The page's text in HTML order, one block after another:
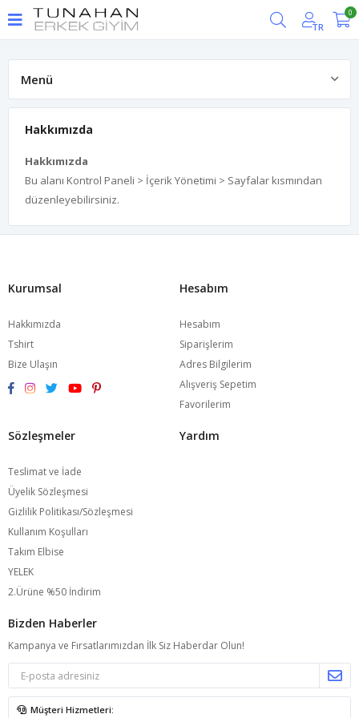
TR
0
Menü
Hakkımızda
Hakkımızda
Bu alanı Kontrol Paneli > İçerik Yönetimi > Sayfalar kısmından
düzenleyebilirsiniz.
Kurumsal
Hakkımızda
Tshirt
Bize Ulaşın
Hesabım
Hesabım
Siparişlerim
Adres Bilgilerim
Alışveriş Sepetim
Favorilerim
Sözleşmeler
Teslimat ve İade
Üyelik Sözleşmesi
Gizlilik Politikası/Sözleşmesi
Kullanım Koşulları
Takım Elbise
YELEK
2.Ürüne %50 İndirim
Yardım
Bizden Haberler
Kampanya ve Fırsatlarımızdan İlk Siz Haberdar Olun!
Müşteri Hizmetleri: